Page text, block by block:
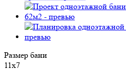
Размер бани
11х7